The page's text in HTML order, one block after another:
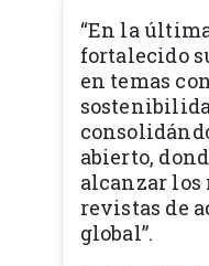
“En la
fortalecido
en temas
abierto,
alcanzar los
revistas de
global”.